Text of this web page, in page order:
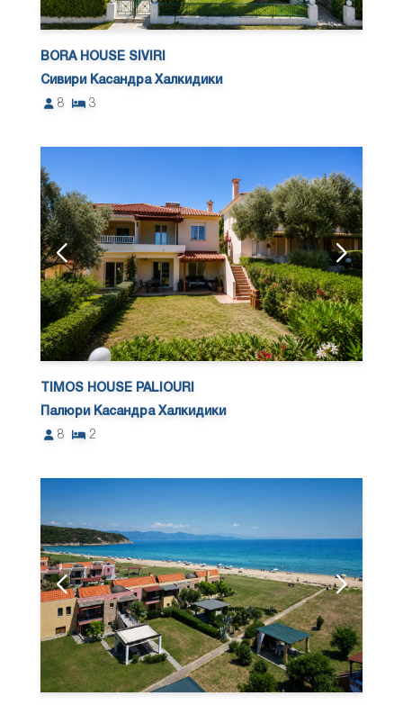
BORA HOUSE SIVIRI
Сивири Касандра Халкидики
8
3
TIMOS HOUSE PALIOURI
Палюри Касандра Халкидики
8
2